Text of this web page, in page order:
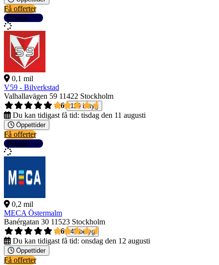
Få offerter
Detaljer
0,1 mil
V59 - Bilverkstad
Valhallavägen 59 11422 Stockholm
4,6
129 betyg
Du kan tidigast få tid: tisdag den 11 augusti
Öppettider
Få offerter
Detaljer
0,2 mil
MECA Östermalm
Banérgatan 30 11523 Stockholm
4,6
45 betyg
Du kan tidigast få tid: onsdag den 12 augusti
Öppettider
Få offerter